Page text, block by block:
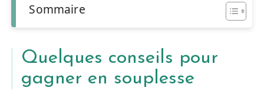
Sommaire
Quelques conseils pour
gagner en souplesse